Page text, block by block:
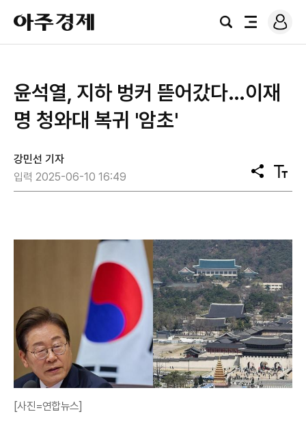
아
주
경
검
전
로
그
윤석열, 지하 벙커 뜯어갔다…이재
명 청와대 복귀 '암초'
강민선 기자
입력 2025-06-10 16:49
공
유
텍
스
[사진=연합뉴스]